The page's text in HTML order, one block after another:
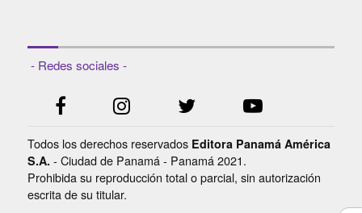
- Redes sociales -
Todos los derechos reservados Editora Panamá América
S.A. - Ciudad de Panamá - Panamá 2021.
Prohibida su reproducción total o parcial, sin autorización
escrita de su titular.